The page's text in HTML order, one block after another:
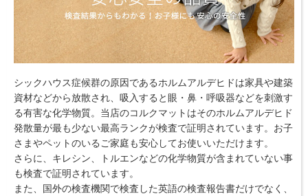
シックハウス症候群の原因であるホルムアルデヒドは家具や建築
資材などから放散され、吸入すると眼・鼻・呼吸器などを刺激す
る有害な化学物質。当店のコルクマットはそのホルムアルデヒド
発散量が最も少ない最高ランクが検査で証明されています。お子
さまやペットのいるご家庭も安心してお使いいただけます。
さらに、キレシン、トルエンなどの化学物質が含まれていない事
も検査で証明されています。
また、国外の検査機関で検査した英語の検査報告書だけでなく、